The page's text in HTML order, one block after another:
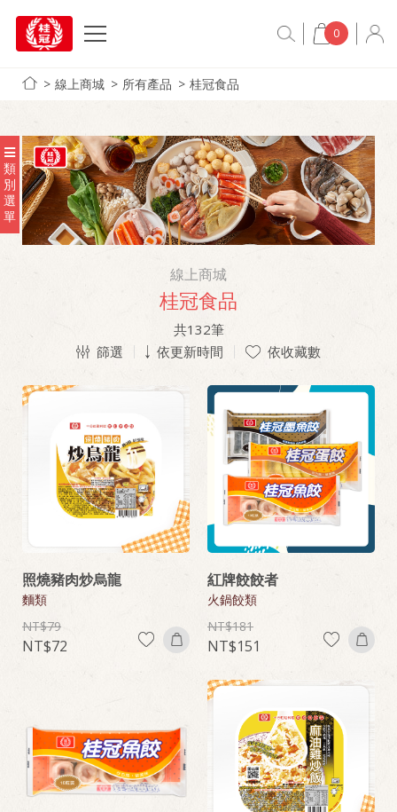
0
線上商城 所有產品 桂冠食品
類
別
選
單
線上商城
桂冠食品
共132筆
篩選
依更新時間 依收藏數
照燒豬肉炒烏龍
麵類
79
72
紅牌餃餃者
火鍋餃類
181
151